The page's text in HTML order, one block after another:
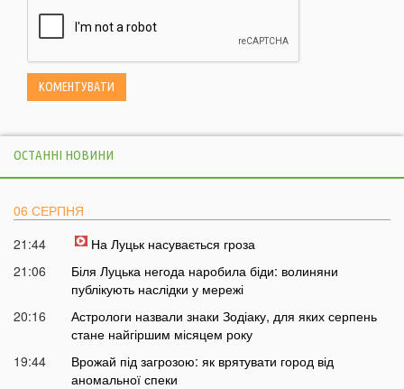
ОСТАННІ НОВИНИ
06 СЕРПНЯ
21:44
На Луцьк насувається гроза
21:06
Біля Луцька негода наробила біди: волиняни
публікують наслідки у мережі
20:16
Астрологи назвали знаки Зодіаку, для яких серпень
стане найгіршим місяцем року
19:44
Врожай під загрозою: як врятувати город від
аномальної спеки